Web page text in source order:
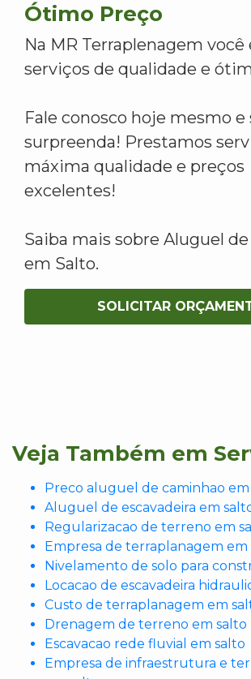
Ótimo Preço
Na MR Terraplenagem você
serviços de qualidade e
Fale conosco hoje mesmo e
surpreenda! Prestamos
máxima qualidade e preços
excelentes!
Saiba mais sobre Aluguel
em Salto.
SOLICITAR
Veja Também em
Preco aluguel de caminhao em
Aluguel de escavadeira em
Regularizacao de terreno em
Empresa de terraplanagem em
Nivelamento de solo para
Locacao de escavadeira
Custo de terraplanagem em
Drenagem de terreno em salto
Escavacao rede fluvial em salto
Empresa de infraestrutura e